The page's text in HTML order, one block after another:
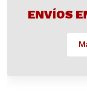
ENVÍOS